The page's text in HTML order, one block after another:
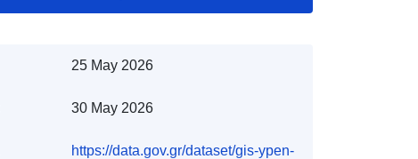
25 May 2026
30 May 2026
https://data.gov.gr/dataset/gis-ypen-